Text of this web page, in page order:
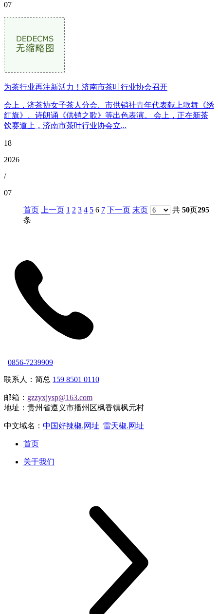
07
为茶行业再注新活力！济南市茶叶行业协会召开
会上，济茶协女子茶人分会、市供销社青年代表献上歌舞《绣
红旗》、诗朗诵《供销之歌》等出色表演。 会上，正在新茶
饮赛道上，济南市茶叶行业协会立...
18
2026
/
07
首页 上一页 1 2 3 4 5 6 7 下一页 末页 共 50页295
条
0856-7239909
联系人：简总 159 8501 0110
邮箱： gzzyxjysp@163.com
地址：贵州省遵义市播州区枫香镇枫元村
中文域名： 中国好辣椒.网址 雷天椒.网址
首页
关于我们